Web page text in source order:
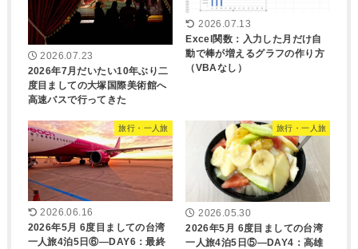
2026.07.23
2026年7月だいたい10年ぶり二
度目ましての大塚国際美術館へ
高速バスで行ってきた
2026.07.13
Excel関数：入力した月だけ自
動で棒が増えるグラフの作り方
（VBAなし）
旅行・一人旅
2026.06.16
2026年5月 6度目ましての台湾
一人旅4泊5日⑥―DAY6：最終
旅行・一人旅
2026.05.30
2026年5月 6度目ましての台湾
一人旅4泊5日⑤―DAY4：高雄